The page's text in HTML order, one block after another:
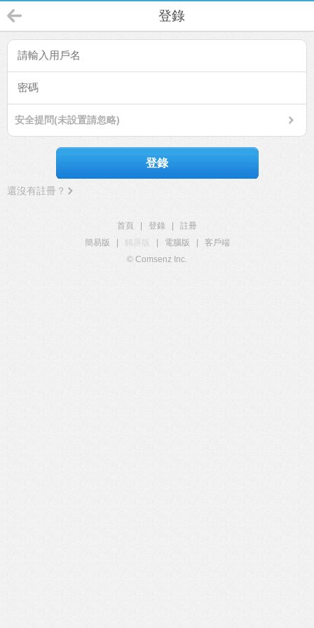
登錄
安全提問(未設置請忽略)
登錄
還沒有註冊？
首頁 登錄
註冊
簡易版
觸屏版 電腦版
客戶端
© Comsenz Inc.